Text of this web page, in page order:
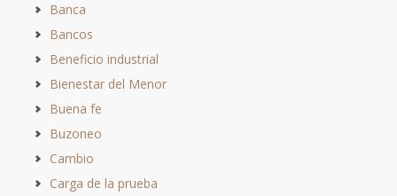
Banca
Bancos
Beneficio industrial
Bienestar del Menor
Buena fe
Buzoneo
Cambio
Carga de la prueba